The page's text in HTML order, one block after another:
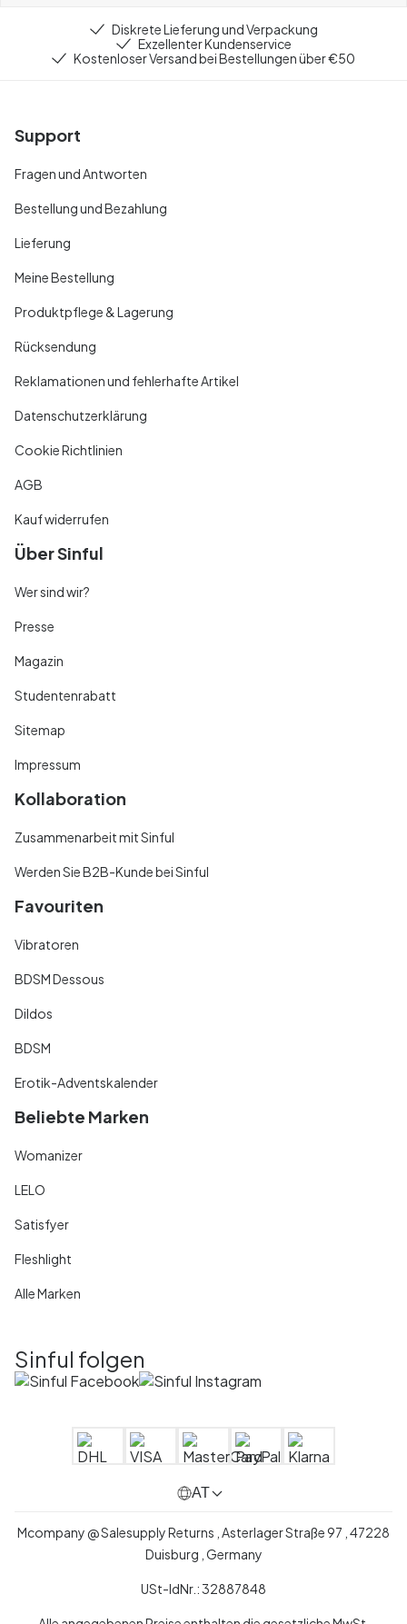
Diskrete Lieferung und Verpackung
Exzellenter Kundenservice
Kostenloser Versand bei Bestellungen über €50
Support
Fragen und Antworten
Bestellung und Bezahlung
Lieferung
Meine Bestellung
Produktpflege & Lagerung
Rücksendung
Reklamationen und fehlerhafte Artikel
Datenschutzerklärung
Cookie Richtlinien
AGB
Kauf widerrufen
Über Sinful
Wer sind wir?
Presse
Magazin
Studentenrabatt
Sitemap
Impressum
Kollaboration
Zusammenarbeit mit Sinful
Werden Sie B2B-Kunde bei Sinful
Favouriten
Vibratoren
BDSM Dessous
Dildos
BDSM
Erotik-Adventskalender
Beliebte Marken
Womanizer
LELO
Satisfyer
Fleshlight
Alle Marken
Sinful folgen
AT
Mcompany @ Salesupply Returns , Asterlager Straße 97 , 47228
Duisburg , Germany
USt-IdNr.: 32887848